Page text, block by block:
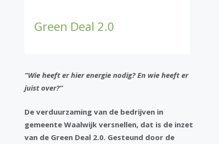
Green Deal 2.0
“Wie heeft er hier energie nodig? En wie heeft er
juist over?”
De verduurzaming van de bedrijven in
gemeente Waalwijk versnellen, dat is de inzet
van de Green Deal 2.0. Gesteund door de